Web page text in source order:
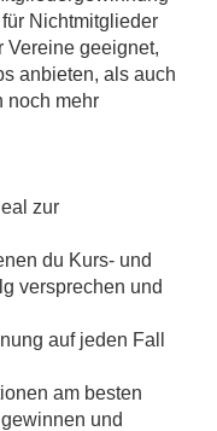
Nichtmitglieder
Vereine geeignet,
anbieten, als auch
noch mehr
zur
du Kurs- und
versprechen und
auf jeden Fall
am besten
und